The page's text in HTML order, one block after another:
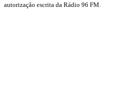
autorização escrita da Rádio 96 FM.